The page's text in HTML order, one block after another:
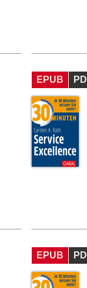
EPUB
EPUB